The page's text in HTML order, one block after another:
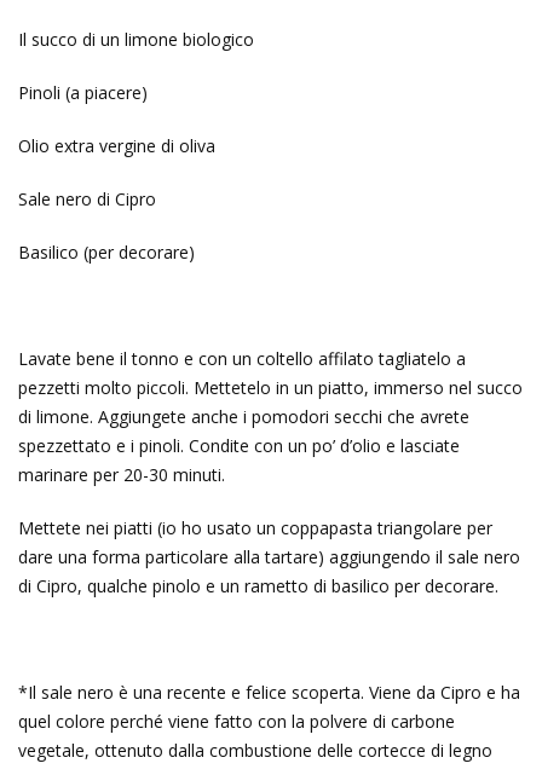
Il succo di un limone biologico
Pinoli (a piacere)
Olio extra vergine di oliva
Sale nero di Cipro
Basilico (per decorare)
Lavate bene il tonno e con un coltello affilato tagliatelo a
pezzetti molto piccoli. Mettetelo in un piatto, immerso nel succo
di limone. Aggiungete anche i pomodori secchi che avrete
spezzettato e i pinoli. Condite con un po’ d’olio e lasciate
marinare per 20-30 minuti.
Mettete nei piatti (io ho usato un coppapasta triangolare per
dare una forma particolare alla tartare) aggiungendo il sale nero
di Cipro, qualche pinolo e un rametto di basilico per decorare.
*Il sale nero è una recente e felice scoperta. Viene da Cipro e ha
quel colore perché viene fatto con la polvere di carbone
vegetale, ottenuto dalla combustione delle cortecce di legno